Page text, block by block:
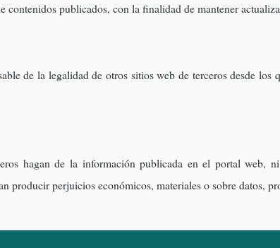
publicados, con la finalidad de mantener
de la legalidad de otros sitios web de terceros desde los
hagan de la información publicada en el portal web,
producir perjuicios económicos, materiales o sobre datos,